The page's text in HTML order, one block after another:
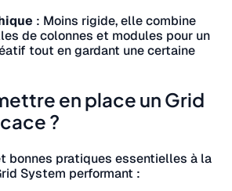
: Moins rigide, elle combine
de colonnes et modules pour un
tout en gardant une certaine
en place un Grid
?
bonnes pratiques essentielles à la
System performant :